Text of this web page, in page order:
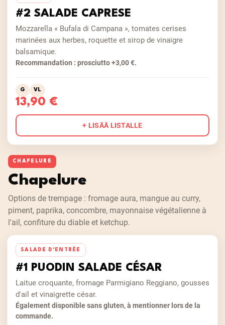
#2 SALADE CAPRESE
Mozzarella « Bufala di Campana », tomates cerises
marinées aux herbes, roquette et sirop de vinaigre
balsamique.
Recommandation : prosciutto +3,00 €.
G VL
13,90 €
+ LISÄÄ LISTALLE
CHAPELURE
Chapelure
Options de trempage : fromage aura, mangue au curry,
piment, paprika, concombre, mayonnaise végétalienne à
l'ail, confiture du diable et ketchup.
SALADE D'ENTRÉE
#1 PUODIN SALADE CÉSAR
Laitue croquante, fromage Parmigiano Reggiano, gousses
d'ail et vinaigrette césar.
Également disponible sans gluten, à mentionner lors de la
commande.